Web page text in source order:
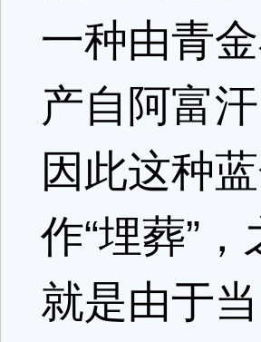
一种由青
产自阿富
因此这种
作“埋葬”
就是由于